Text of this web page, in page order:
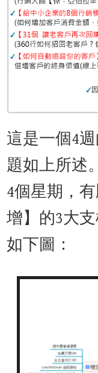
這是一個4
題如上所述。
4個星期，
增】的3大
如下圖：